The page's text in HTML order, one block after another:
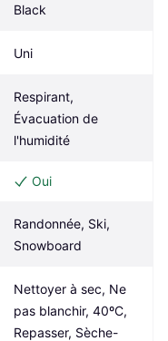
Black
Uni
Respirant,
Évacuation de
l'humidité
Oui
Randonnée, Ski,
Snowboard
Nettoyer à sec, Ne
pas blanchir, 40ºC,
Repasser, Sèche-